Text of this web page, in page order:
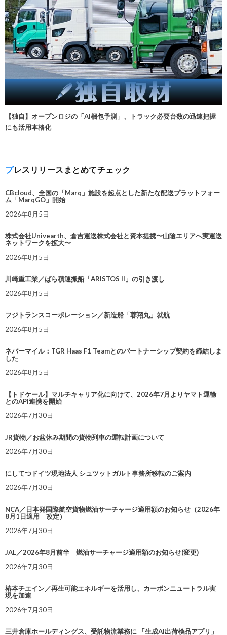
【独自】オープンロジの「AI梱包予測」、トラック必要台数の迅速把握
にも活用本格化
プレスリリースまとめてチェック
CBcloud、全国の「Marq」施設を起点とした新たな配送プラットフォー
ム「MarqGO」開始
2026年8月5日
株式会社Univearth、倉吉運送株式会社と資本提携〜山陰エリアへ実運送
ネットワークを拡大〜
2026年8月5日
川崎重工業／ばら積運搬船「ARISTOS II」の引き渡し
2026年8月5日
フジトランスコーポレーション／新造船「蓉翔丸」就航
2026年8月5日
ネバーマイル：TGR Haas F1 Teamとのパートナーシップ契約を締結しま
した
2026年8月5日
【トドケール】マルチキャリア化に向けて、2026年7月よりヤマト運輸
とのAPI連携を開始
2026年7月30日
JR貨物／お盆休み期間の貨物列車の運転計画について
2026年7月30日
にしてつドイツ現地法人 シュツットガルト事務所移転のご案内
2026年7月30日
NCA／日本発国際航空貨物燃油サーチャージ適用額のお知らせ（2026年
8月1日適用 改定）
2026年7月30日
JAL／2026年8月前半 燃油サーチャージ適用額のお知らせ(変更)
2026年7月30日
椿本チエイン／再生可能エネルギーを活用し、カーボンニュートラル実
現を加速
2026年7月30日
三井倉庫ホールディングス、受託物流業務に 「生成AI出荷検品アプリ」